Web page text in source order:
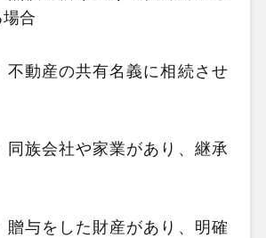
合
不動産の共有名義に相続させ
同族会社や家業があり、継承
贈与をした財産があり、明確